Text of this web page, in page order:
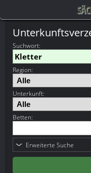
Suchwort:
Region:
Unterkunft:
Betten:
Erweiterte Suche